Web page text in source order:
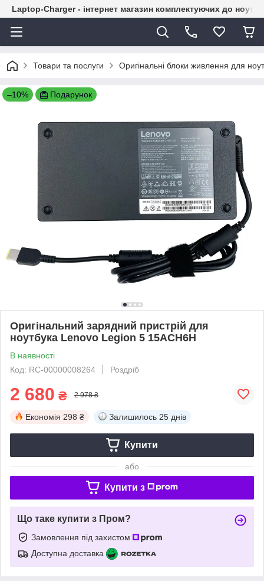
Laptop-Charger - інтернет магазин комплектуючих до
Товари та послуги Оригінальні блоки живлення для
–10% Подарунок
Оригінальний зарядний пристрій для
ноутбука Lenovo Legion 5 15ACH6H
В наявності
Код: RC-00000008264
Роздріб
2 680 ₴ 2 978 ₴
Економія 298 ₴ Залишилось 25 днів
Купити
або
Купити з
Що таке купити з Пром?
Замовлення під захистом
Доступна доставка